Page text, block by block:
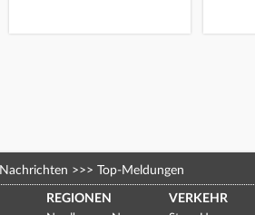
Nachrichten >>> Top-Meldungen
REGIONEN VERKEHR